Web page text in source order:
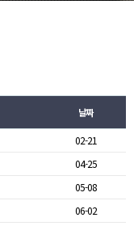
날짜
02-21
04-25
05-08
06-02